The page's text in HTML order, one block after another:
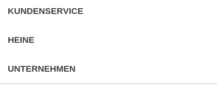
KUNDENSERVICE
HEINE
UNTERNEHMEN